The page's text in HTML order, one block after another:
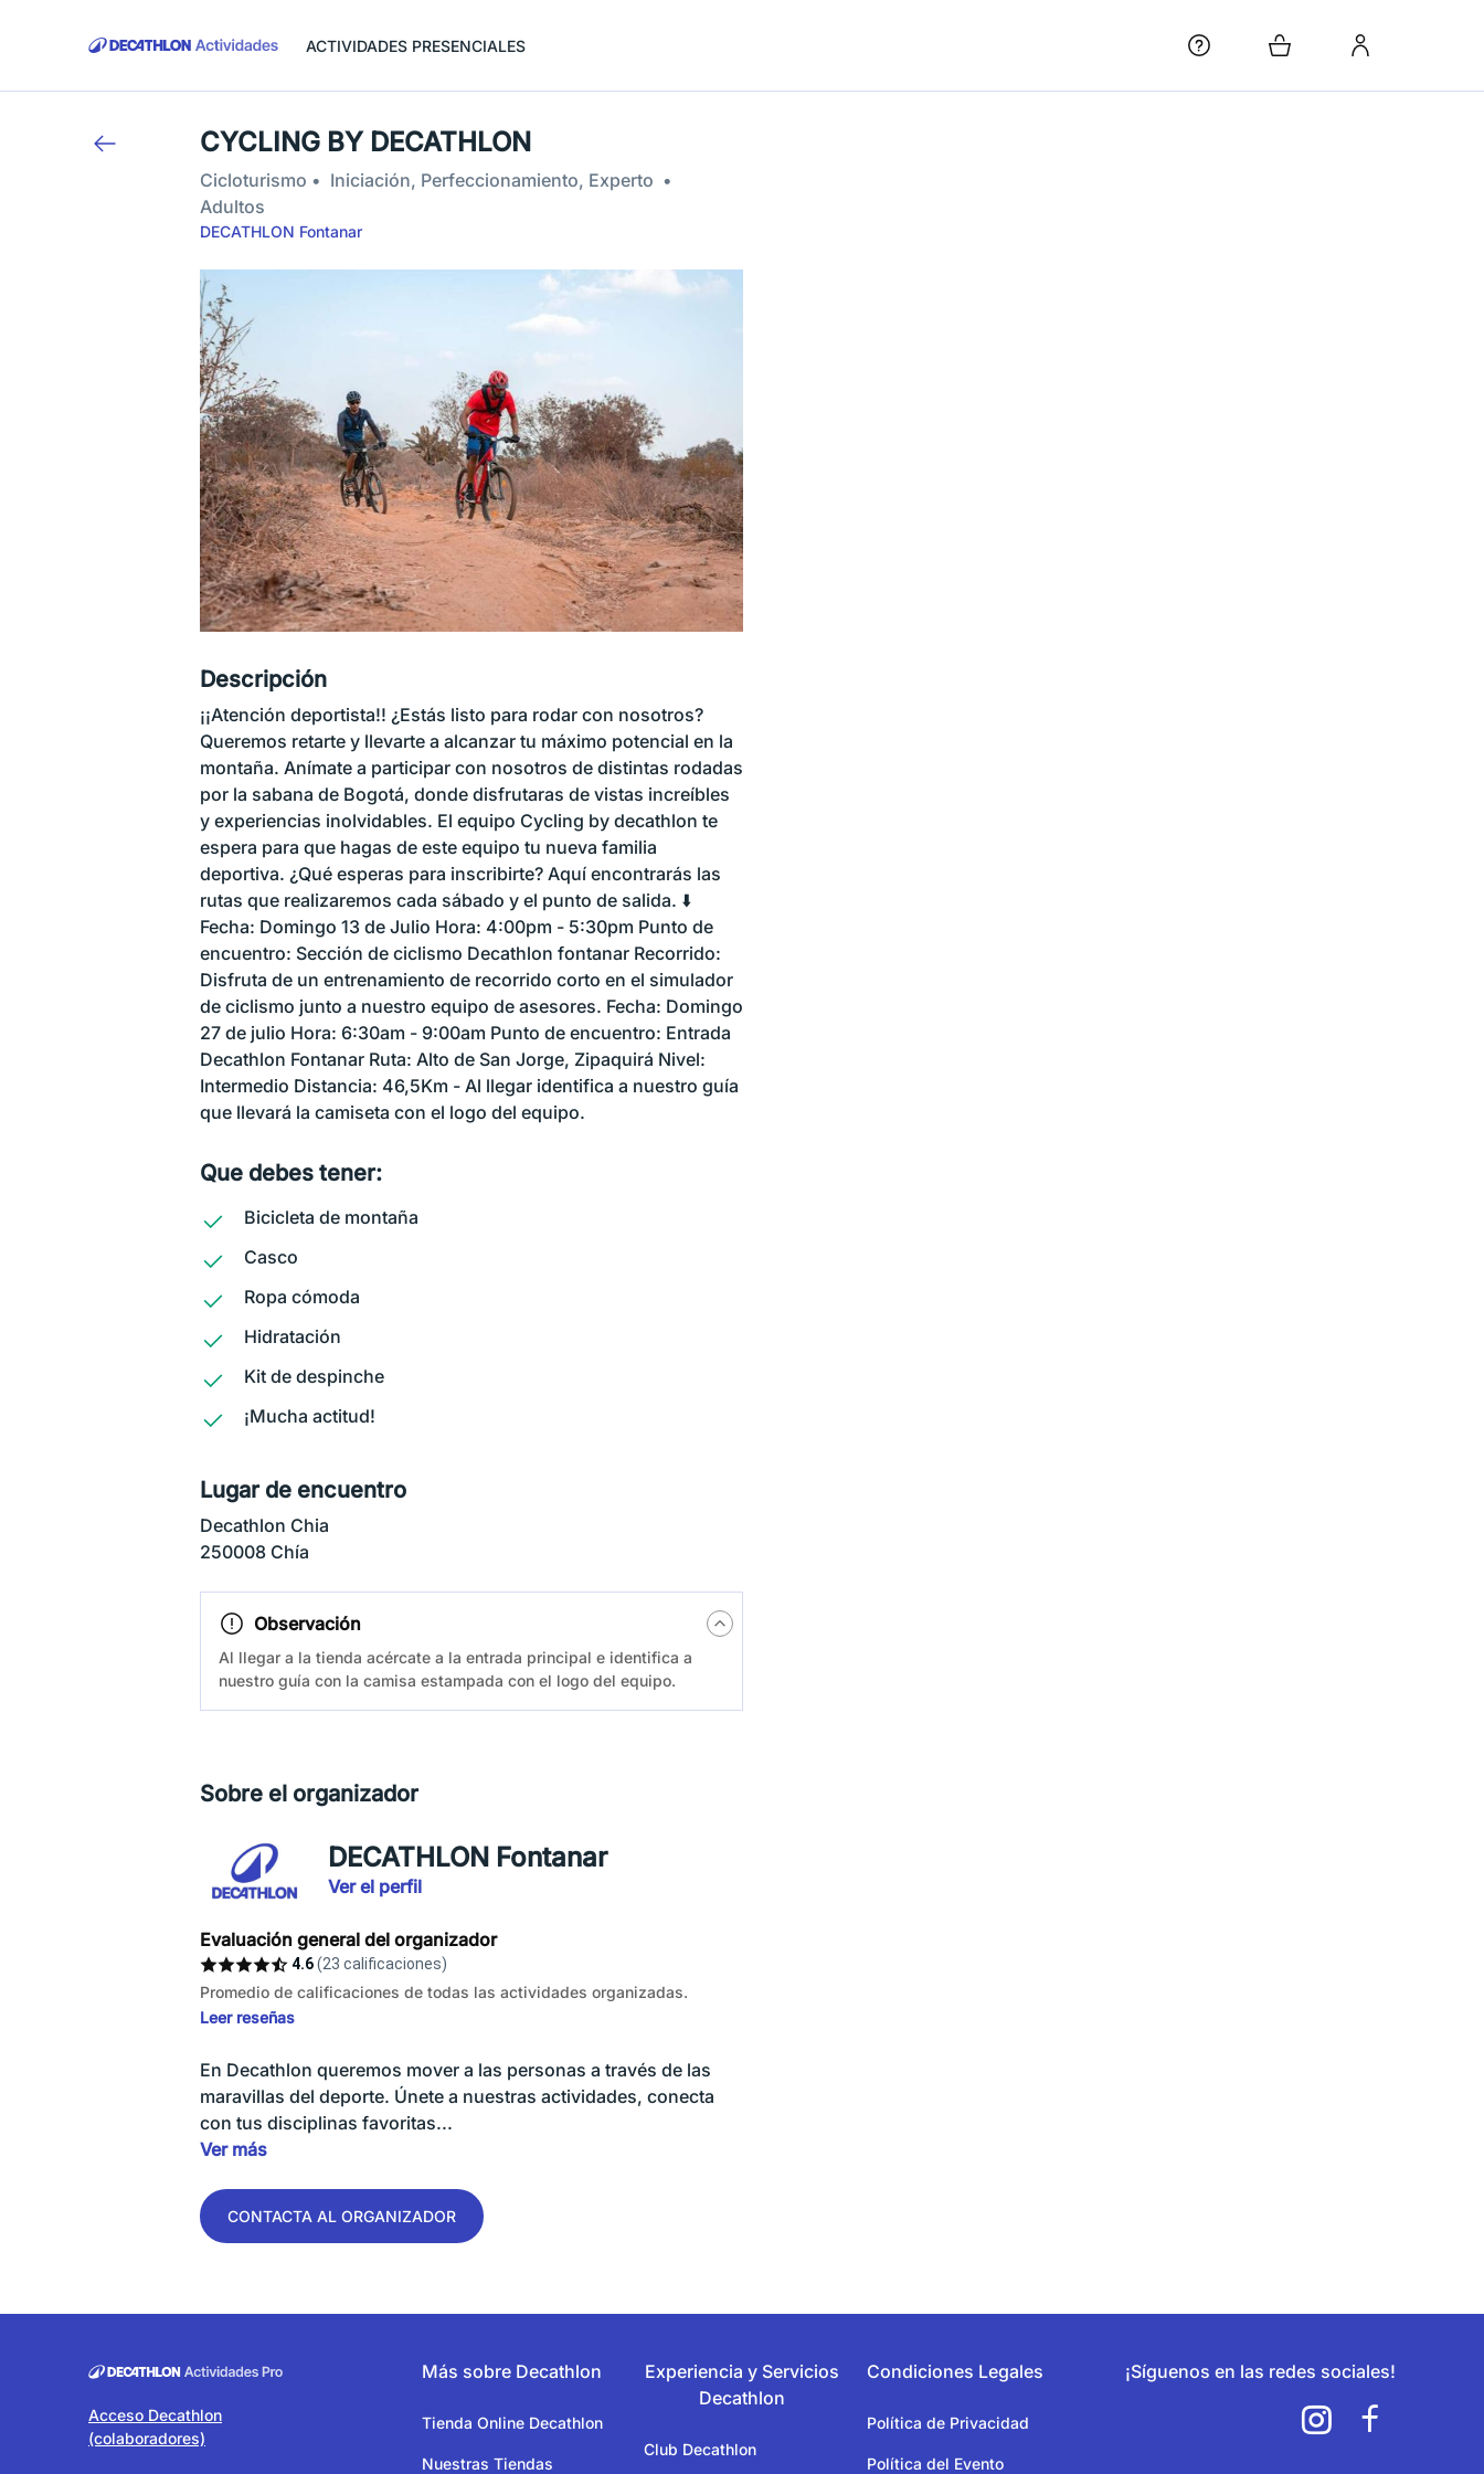
ACTIVIDADES PRESENCIALES
CYCLING BY DECATHLON
Cicloturismo
Iniciación, Perfeccionamiento, Experto
Adultos
DECATHLON Fontanar
Descripción
¡¡Atención deportista!! ¿Estás listo para rodar con nosotros?
Queremos retarte y llevarte a alcanzar tu máximo potencial en la
montaña. Anímate a participar con nosotros de distintas rodadas
por la sabana de Bogotá, donde disfrutaras de vistas increíbles
y experiencias inolvidables. El equipo Cycling by decathlon te
espera para que hagas de este equipo tu nueva familia
deportiva. ¿Qué esperas para inscribirte? Aquí encontrarás las
rutas que realizaremos cada sábado y el punto de salida. ⬇️
Fecha: Domingo 13 de Julio Hora: 4:00pm - 5:30pm Punto de
encuentro: Sección de ciclismo Decathlon fontanar Recorrido:
Disfruta de un entrenamiento de recorrido corto en el simulador
de ciclismo junto a nuestro equipo de asesores. Fecha: Domingo
27 de julio Hora: 6:30am - 9:00am Punto de encuentro: Entrada
Decathlon Fontanar Ruta: Alto de San Jorge, Zipaquirá Nivel:
Intermedio Distancia: 46,5Km - Al llegar identifica a nuestro guía
que llevará la camiseta con el logo del equipo.
Que debes tener:
Bicicleta de montaña
Casco
Ropa cómoda
Hidratación
Kit de despinche
¡Mucha actitud!
Lugar de encuentro
Decathlon Chia
250008 Chía
Observación
Al llegar a la tienda acércate a la entrada principal e identifica a
nuestro guía con la camisa estampada con el logo del equipo.
Sobre el organizador
DECATHLON Fontanar
Ver el perfil
Evaluación general del organizador
4.6(23 calificaciones)
Promedio de calificaciones de todas las actividades organizadas.
Leer reseñas
En Decathlon queremos mover a las personas a través de las
maravillas del deporte. Únete a nuestras actividades, conecta
con tus disciplinas favoritas...
Ver más
CONTACTA AL ORGANIZADOR
Acceso Decathlon
(colaboradores)
Más sobre Decathlon
Tienda Online Decathlon
Nuestras Tiendas
Experiencia y Servicios
Decathlon
Club Decathlon
Condiciones Legales
Política de Privacidad
Política del Evento
¡Síguenos en las redes sociales!